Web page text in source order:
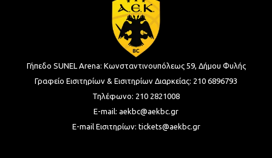
Γήπεδο SUNEL Arena: Κωνσταντινουπόλεως 59, Δήμου Φυλής
Γραφείο Εισιτηρίων & Εισιτηρίων Διαρκείας: 210 6896793
Τηλέφωνο: 210 2821008
E-mail: aekbc@aekbc.gr
E-mail Εισιτηρίων: tickets@aekbc.gr